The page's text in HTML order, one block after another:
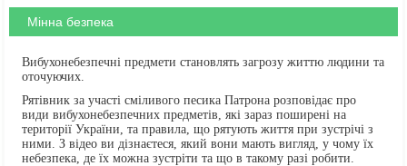
Мінна безпека
Вибухонебезпечні предмети становлять загрозу життю людини та
оточуючих.
Рятівник за участі сміливого песика Патрона розповідає про
види вибухонебезпечних предметів, які зараз поширені на
території України, та правила, що рятують життя при зустрічі з
ними. З відео ви дізнаєтеся, який вони мають вигляд, у чому їх
небезпека, де їх можна зустріти та що в такому разі робити.